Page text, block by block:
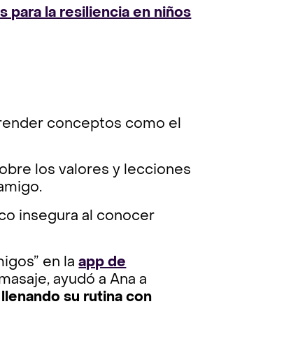
para la resiliencia en niños
conceptos como el
los valores y lecciones
insegura al conocer
en laapp de
ayudó a Ana a
su rutina con